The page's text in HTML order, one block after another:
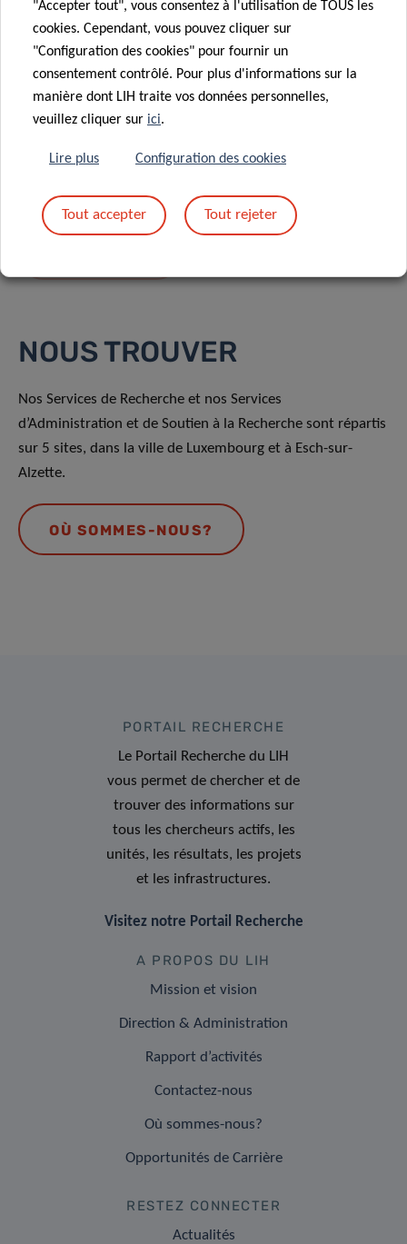
En envoyant votre message, vous acceptez
NOUS TROUVER
Nos Services de Recherche et nos Services
d’Administration et de Soutien à la Recherche sont répartis
sur 5 sites, dans la ville de Luxembourg et à Esch-sur-
Alzette.
OÙ SOMMES-NOUS?
PORTAIL RECHERCHE
Le Portail Recherche du LIH
vous permet de chercher et de
trouver des informations sur
tous les chercheurs actifs, les
unités, les résultats, les projets
et les infrastructures.
Visitez notre Portail Recherche
A PROPOS DU LIH
Mission et vision
Direction & Administration
Rapport d’activités
Contactez-nous
Où sommes-nous?
Opportunités de Carrière
RESTEZ CONNECTER
Actualités
"Accepter tout", vous consentez à l'utilisation de TOUS les
cookies. Cependant, vous pouvez cliquer sur
"Configuration des cookies" pour fournir un
consentement contrôlé. Pour plus d'informations sur la
manière dont LIH traite vos données personnelles,
veuillez cliquer sur ici.
Lire plus Configuration des cookies
Tout accepter Tout rejeter